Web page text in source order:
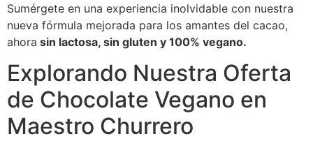
Sumérgete en una experiencia inolvidable con nuestra
nueva fórmula mejorada para los amantes del cacao,
ahora sin lactosa, sin gluten y 100% vegano.
Explorando Nuestra Oferta
de Chocolate Vegano en
Maestro Churrero